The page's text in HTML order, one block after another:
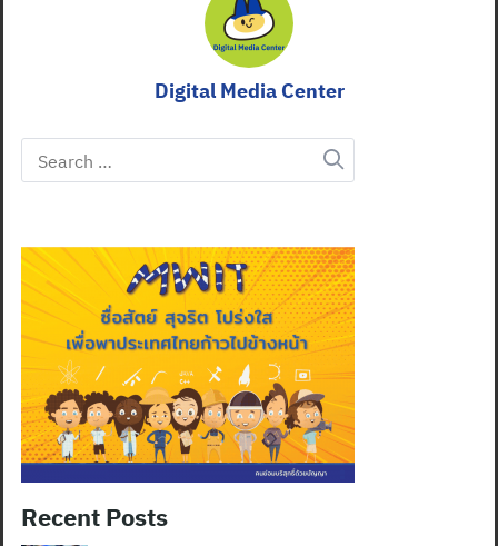
Digital Media Center
Search
for:
Recent Posts